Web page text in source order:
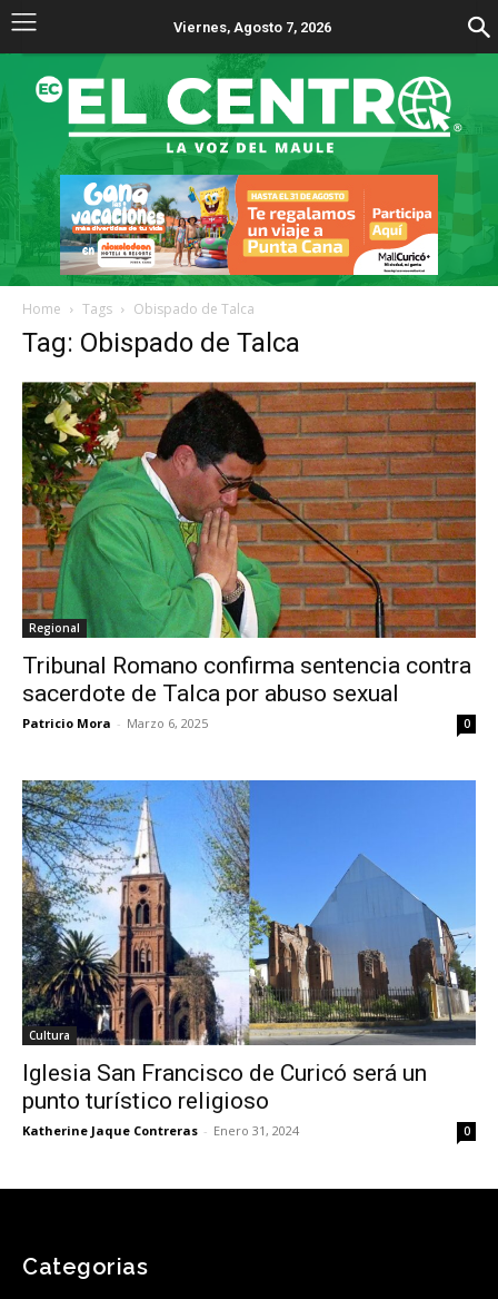
Viernes, Agosto 7, 2026
Home Tags Obispado de Talca
Tag: Obispado de Talca
Regional
Tribunal Romano confirma sentencia contra
sacerdote de Talca por abuso sexual
Patricio Mora - Marzo 6, 2025 0
Cultura
Iglesia San Francisco de Curicó será un
punto turístico religioso
Katherine Jaque Contreras - Enero 31, 2024 0
Categorias